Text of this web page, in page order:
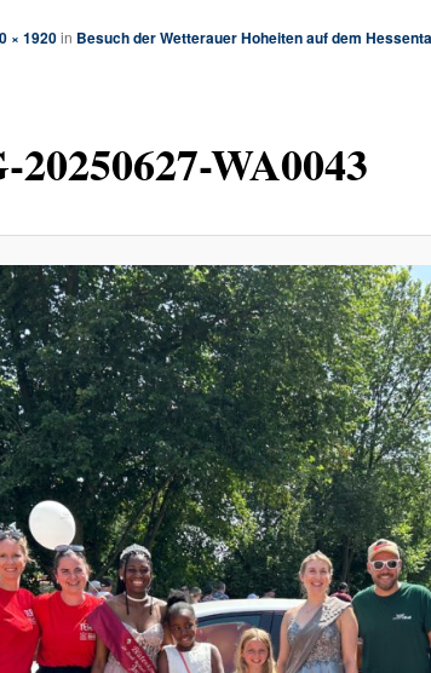
WA0043
× 1920in Besuch der Wetterauer Hoheiten auf dem